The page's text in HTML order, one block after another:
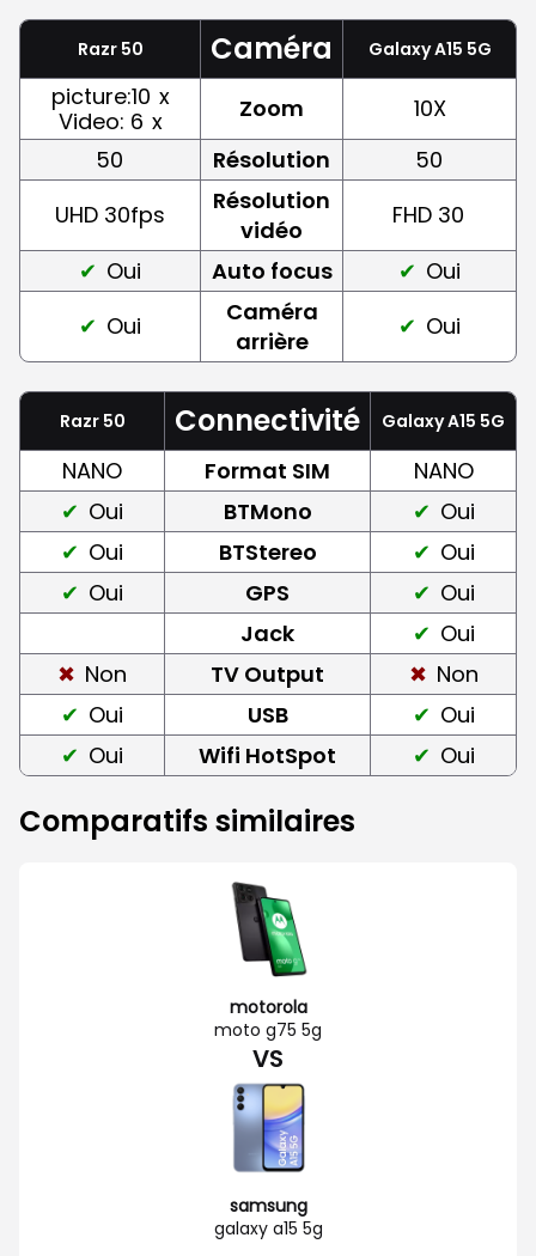
Razr 50 Caméra Galaxy A15 5G
picture:10 x
Video: 6 x Zoom
10X
50
Résolution
50
UHD 30fps
Résolution
vidéo
FHD 30
Oui
Auto focus
Oui
Oui
Caméra
arrière
Oui
Razr 50 Connectivité Galaxy A15 5G
NANO Format SIM
NANO
Oui
BTMono
Oui
Oui
BTStereo
Oui
Oui
GPS
Oui
Jack
Oui
Non
TV Output
Non
Oui
USB
Oui
Oui
Wifi HotSpot Oui
Comparatifs similaires
motorola
moto g75 5g
VS
samsung
galaxy a15 5g